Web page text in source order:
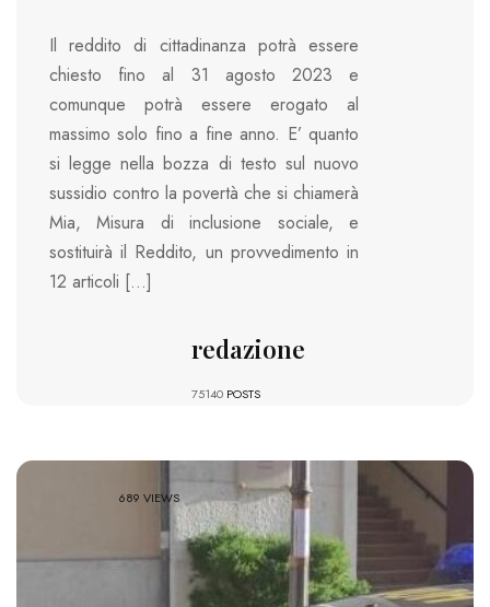
Il reddito di cittadinanza potrà essere
chiesto fino al 31 agosto 2023 e
comunque potrà essere erogato al
massimo solo fino a fine anno. E’ quanto
si legge nella bozza di testo sul nuovo
sussidio contro la povertà che si chiamerà
Mia, Misura di inclusione sociale, e
sostituirà il Reddito, un provvedimento in
12 articoli […]
redazione
75140 POSTS
689 VIEWS